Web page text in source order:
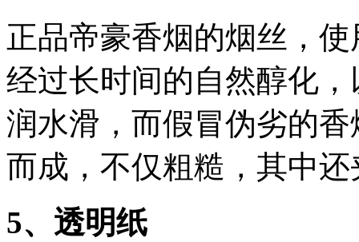
正品帝豪香烟的烟丝，
经过长时间的自然醇化
润水滑，而假冒伪劣的
而成，不仅粗糙，其中
5、透明纸